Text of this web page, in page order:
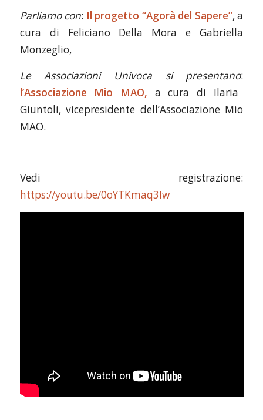
Parliamo con: Il progetto “Agorà del Sapere”, a
cura di Feliciano Della Mora e Gabriella
Monzeglio,
Le Associazioni Univoca si presentano:
l’Associazione Mio MAO, a cura di Ilaria
Giuntoli, vicepresidente dell’Associazione Mio
MAO.
Vedi registrazione:
https://youtu.be/0oYTKmaq3Iw